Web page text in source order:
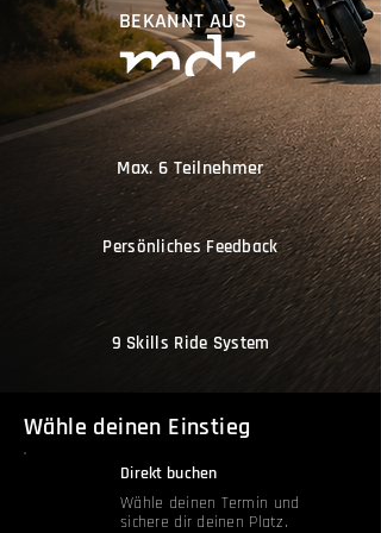
BEKANNT AUS
Max. 6 Teilnehmer
Persönliches Feedback
9 Skills Ride System
Wähle deinen Einstieg
Direkt buchen
Wähle deinen Termin und
sichere dir deinen Platz.